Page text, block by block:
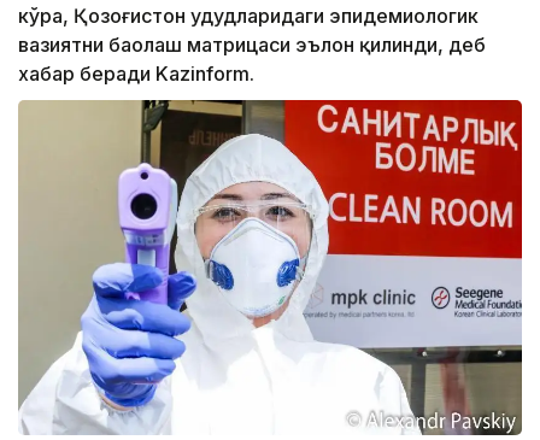
кўра, Қозоғистон ҳудудларидаги эпидемиологик
вазиятни баҳолаш матрицаси эълон қилинди, деб
хабар беради Kazinform.